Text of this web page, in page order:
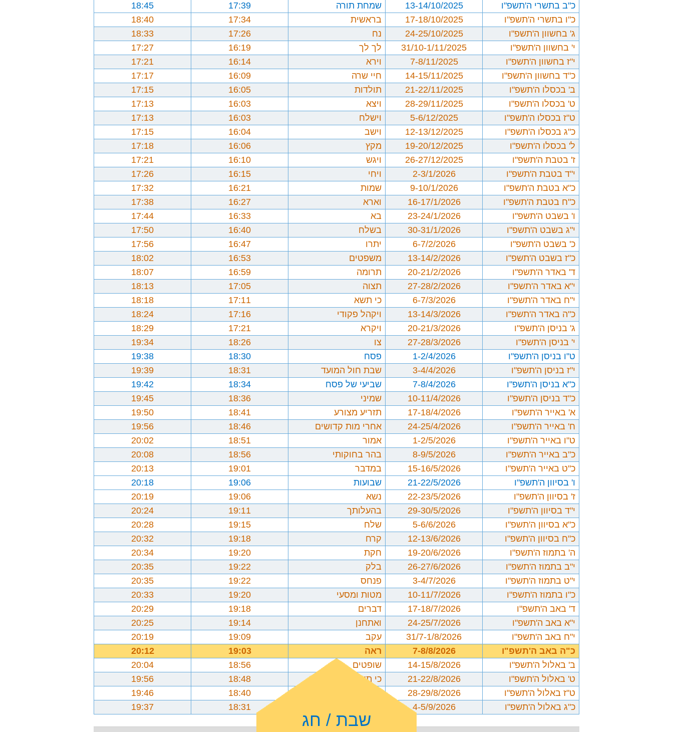
כ"ב בתשרי ה'תשפ"ו
13-14/10/2025 שמחת תורה 17:39
18:45
כ"ו בתשרי ה'תשפ"ו
17-18/10/2025 בראשית 17:34
18:40
ג' בחשוון ה'תשפ"ו
24-25/10/2025 נח 17:26
18:33
י' בחשוון ה'תשפ"ו
31/10-1/11/2025 לך לך 16:19
17:27
י"ז בחשוון ה'תשפ"ו
7-8/11/2025 וירא 16:14
17:21
כ"ד בחשוון ה'תשפ"ו
14-15/11/2025 חיי שרה 16:09
17:17
ב' בכסלו ה'תשפ"ו
21-22/11/2025 תולדות 16:05
17:15
ט' בכסלו ה'תשפ"ו
28-29/11/2025 ויצא 16:03
17:13
ט"ז בכסלו ה'תשפ"ו
5-6/12/2025 וישלח 16:03
17:13
כ"ג בכסלו ה'תשפ"ו
12-13/12/2025 וישב 16:04
17:15
ל' בכסלו ה'תשפ"ו
19-20/12/2025 מקץ 16:06
17:18
ז' בטבת ה'תשפ"ו
26-27/12/2025 ויגש 16:10
17:21
י"ד בטבת ה'תשפ"ו
2-3/1/2026 ויחי 16:15
17:26
כ"א בטבת ה'תשפ"ו
9-10/1/2026 שמות 16:21
17:32
כ"ח בטבת ה'תשפ"ו
16-17/1/2026 וארא 16:27
17:38
ו' בשבט ה'תשפ"ו
23-24/1/2026 בא 16:33
17:44
י"ג בשבט ה'תשפ"ו
30-31/1/2026 בשלח 16:40
17:50
כ' בשבט ה'תשפ"ו
6-7/2/2026 יתרו 16:47
17:56
כ"ז בשבט ה'תשפ"ו
13-14/2/2026 משפטים 16:53
18:02
ד' באדר ה'תשפ"ו
20-21/2/2026 תרומה 16:59
18:07
י"א באדר ה'תשפ"ו
27-28/2/2026 תצוה 17:05
18:13
י"ח באדר ה'תשפ"ו
6-7/3/2026 כי תשא 17:11
18:18
כ"ה באדר ה'תשפ"ו
13-14/3/2026 ויקהל פקודי 17:16
18:24
ג' בניסן ה'תשפ"ו
20-21/3/2026 ויקרא 17:21
18:29
י' בניסן ה'תשפ"ו
27-28/3/2026 צו 18:26
19:34
ט"ו בניסן ה'תשפ"ו
1-2/4/2026 פסח 18:30
19:38
י"ז בניסן ה'תשפ"ו
3-4/4/2026 שבת חול המועד 18:31
19:39
כ"א בניסן ה'תשפ"ו
7-8/4/2026 שביעי של פסח 18:34
19:42
כ"ד בניסן ה'תשפ"ו
10-11/4/2026 שמיני 18:36
19:45
א' באייר ה'תשפ"ו
17-18/4/2026 תזריע מצורע 18:41
19:50
ח' באייר ה'תשפ"ו
24-25/4/2026 אחרי מות קדושים 18:46
19:56
ט"ו באייר ה'תשפ"ו
1-2/5/2026 אמור 18:51
20:02
כ"ב באייר ה'תשפ"ו
8-9/5/2026 בהר בחוקותי 18:56
20:08
כ"ט באייר ה'תשפ"ו
15-16/5/2026 במדבר 19:01
20:13
ו' בסיוון ה'תשפ"ו
21-22/5/2026 שבועות 19:06
20:18
ז' בסיוון ה'תשפ"ו
22-23/5/2026 נשא 19:06
20:19
י"ד בסיוון ה'תשפ"ו
29-30/5/2026 בהעלותך 19:11
20:24
כ"א בסיוון ה'תשפ"ו
5-6/6/2026 שלח 19:15
20:28
כ"ח בסיוון ה'תשפ"ו
12-13/6/2026 קרח 19:18
20:32
ה' בתמוז ה'תשפ"ו
19-20/6/2026 חקת 19:20
20:34
י"ב בתמוז ה'תשפ"ו
26-27/6/2026 בלק 19:22
20:35
י"ט בתמוז ה'תשפ"ו
3-4/7/2026 פנחס 19:22
20:35
כ"ו בתמוז ה'תשפ"ו
10-11/7/2026 מטות ומסעי 19:20
20:33
ד' באב ה'תשפ"ו
17-18/7/2026 דברים 19:18
20:29
י"א באב ה'תשפ"ו
24-25/7/2026 ואתחנן 19:14
20:25
י"ח באב ה'תשפ"ו
31/7-1/8/2026 עקב 19:09
20:19
כ"ה באב ה'תשפ"ו
7-8/8/2026 ראה 19:03
20:12
ב' באלול ה'תשפ"ו
14-15/8/2026 שופטים 18:56
20:04
ט' באלול ה'תשפ"ו
21-22/8/2026 כי תצא 18:48
19:56
ט"ז באלול ה'תשפ"ו
28-29/8/2026
18:40
19:46
כ"ג באלול ה'תשפ"ו
4-5/9/2026
18:31
19:37
שבת / חג